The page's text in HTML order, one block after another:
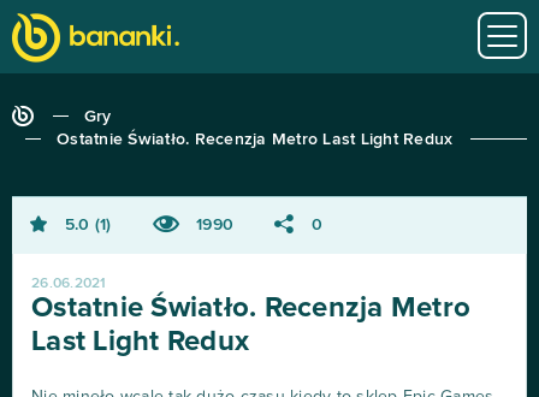
Gry
Ostatnie Światło. Recenzja Metro Last Light Redux
5.0 1 1990 0
26.06.2021
Ostatnie Światło. Recenzja Metro
Last Light Redux